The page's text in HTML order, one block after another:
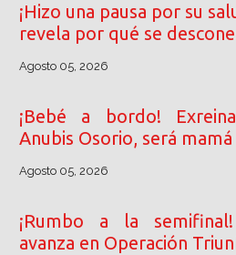
¡Hizo una pausa por su
revela por qué se
Agosto 05, 2026
¡Bebé a bordo!
Anubis Osorio, será mamá
Agosto 05, 2026
¡Rumbo a la
avanza en Operación